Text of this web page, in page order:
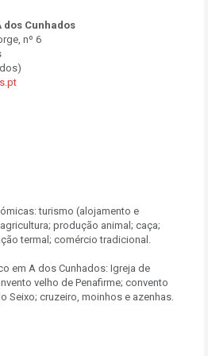
dos Cunhados
nº 6
turismo (alojamento e
produção animal; caça;
termal; comércio tradicional.
em A dos Cunhados: Igreja de
velho de Penafirme; convento
Seixo; cruzeiro, moinhos e azenhas.